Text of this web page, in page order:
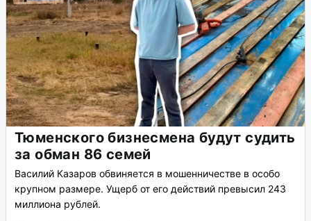
Тюменского бизнесмена будут судить
за обман 86 семей
Василий Казаров обвиняется в мошенничестве в особо
крупном размере. Ущерб от его действий превысил 243
миллиона рублей.